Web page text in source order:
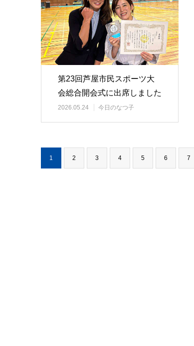
第23回芦屋市民スポーツ大
会総合開会式に出席しました
2026.05.24 今日のなつ子
1 2 3 4 5 6 7